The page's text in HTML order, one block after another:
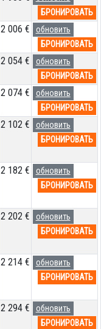
БРОНИРОВАТЬ
2 006 €
обновить
БРОНИРОВАТЬ
2 054 €
обновить
БРОНИРОВАТЬ
2 074 €
обновить
БРОНИРОВАТЬ
2 102 €
обновить
БРОНИРОВАТЬ
2 182 €
обновить
БРОНИРОВАТЬ
2 202 €
обновить
БРОНИРОВАТЬ
2 214 €
обновить
БРОНИРОВАТЬ
2 294 €
обновить
БРОНИРОВАТЬ